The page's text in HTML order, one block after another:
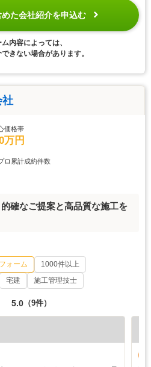
た会社紹介を申込む
内容によっては、
きない場合があります。
社
価格帯
万円
ロ累計成約件数
的確なご提案と高品質な施工を
ォーム
1000件以上
宅建 施工管理技士
5.0 （9件）